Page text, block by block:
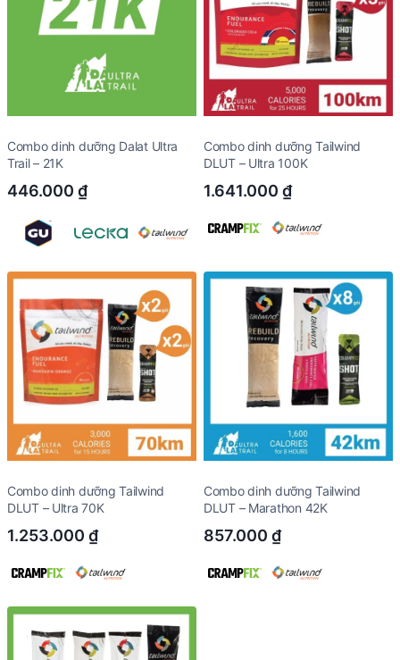
Combo dinh dưỡng Dalat Ultra
Trail – 21K
446.000 ₫
Combo dinh dưỡng Tailwind
DLUT – Ultra 100K
1.641.000 ₫
Combo dinh dưỡng Tailwind
DLUT – Ultra 70K
1.253.000 ₫
Combo dinh dưỡng Tailwind
DLUT – Marathon 42K
857.000 ₫